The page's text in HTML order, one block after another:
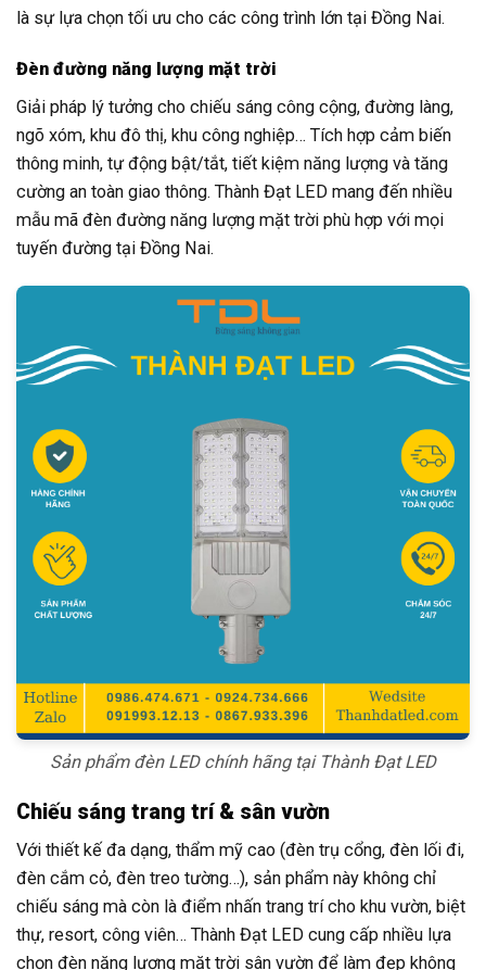
là sự lựa chọn tối ưu cho các công trình lớn tại Đồng Nai.
Đèn đường năng lượng mặt trời
Giải pháp lý tưởng cho chiếu sáng công cộng, đường làng,
ngõ xóm, khu đô thị, khu công nghiệp… Tích hợp cảm biến
thông minh, tự động bật/tắt, tiết kiệm năng lượng và tăng
cường an toàn giao thông. Thành Đạt LED mang đến nhiều
mẫu mã đèn đường năng lượng mặt trời phù hợp với mọi
tuyến đường tại Đồng Nai.
Sản phẩm đèn LED chính hãng tại Thành Đạt LED
Chiếu sáng trang trí & sân vườn
Với thiết kế đa dạng, thẩm mỹ cao (đèn trụ cổng, đèn lối đi,
đèn cắm cỏ, đèn treo tường…), sản phẩm này không chỉ
chiếu sáng mà còn là điểm nhấn trang trí cho khu vườn, biệt
thự, resort, công viên… Thành Đạt LED cung cấp nhiều lựa
chọn đèn năng lượng mặt trời sân vườn để làm đẹp không